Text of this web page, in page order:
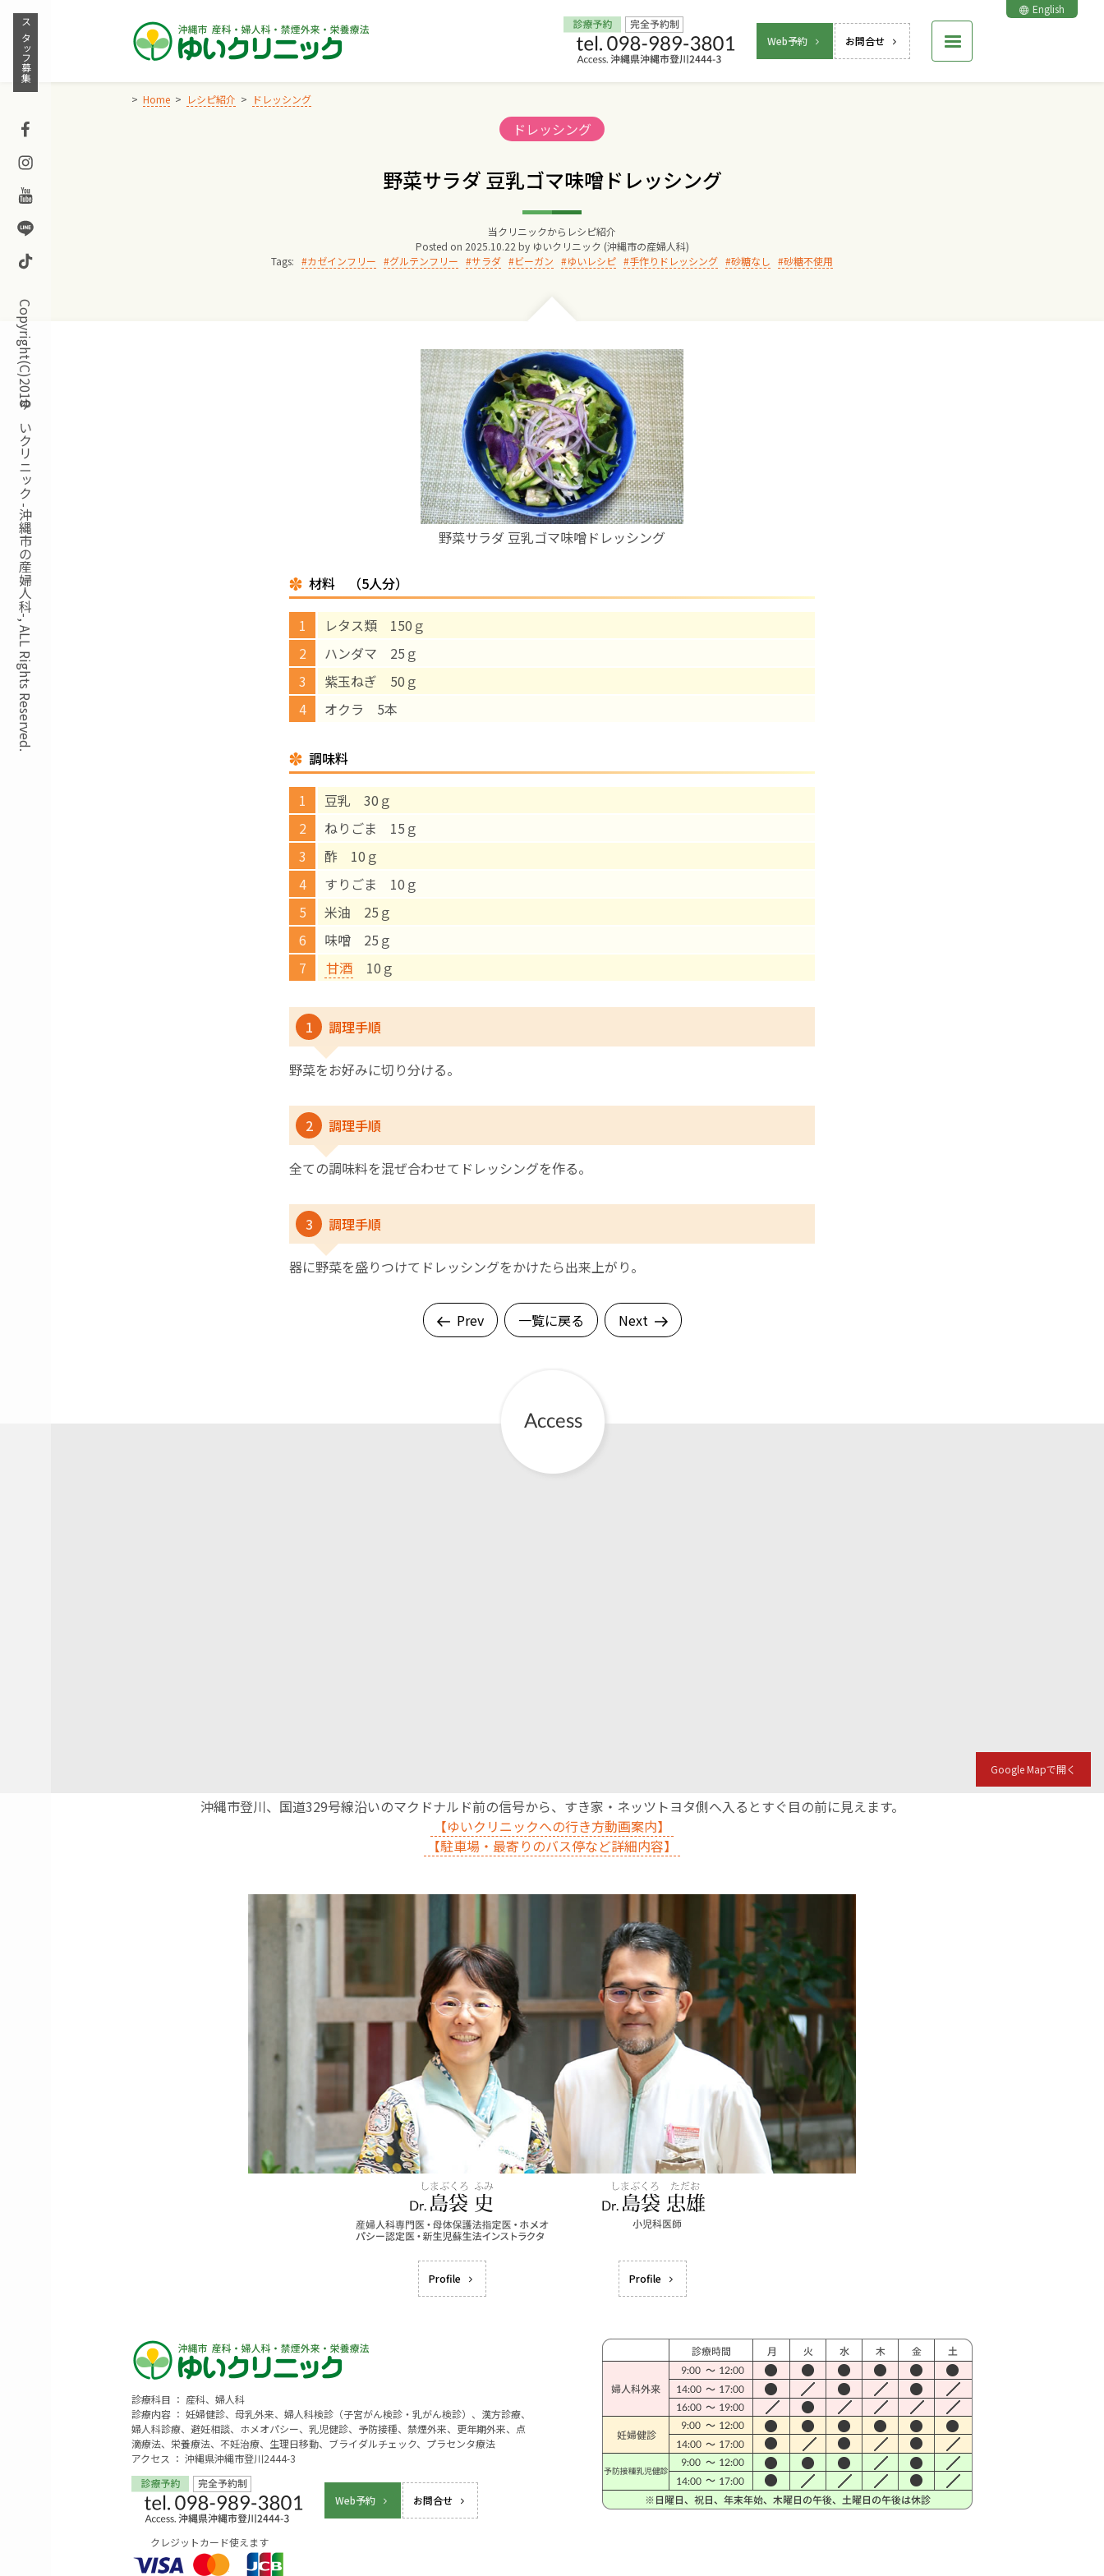
Skip
content
Web予約 お問合せ
English
スタッフ募集
Facebook
Instagram
Youtube
Line
TikTok
Copyright(C)2018ゆいクリニック -沖縄市の産婦人科-, ALL Rights Reserved.
Home レシピ紹介 ドレッシング
Categories:
ドレッシング
野菜サラダ 豆乳ゴマ味噌ドレッシング
当クリニックからレシピ紹介
Posted on 2025.10.22 by ゆいクリニック (沖縄市の産婦人科)
Tags:
カゼインフリー グルテンフリー サラダ ビーガン ゆいレシピ 手作りドレッシング 砂糖なし 砂糖不使用
野菜サラダ 豆乳ゴマ味噌ドレッシング
材料 （5人分）
レタス類 150ｇ
ハンダマ 25ｇ
紫玉ねぎ 50ｇ
オクラ 5本
調味料
豆乳 30ｇ
ねりごま 15ｇ
酢 10ｇ
すりごま 10ｇ
米油 25ｇ
味噌 25ｇ
甘酒 10ｇ
1 調理手順
野菜をお好みに切り分ける。
2 調理手順
全ての調味料を混ぜ合わせてドレッシングを作る。
3 調理手順
器に野菜を盛りつけてドレッシングをかけたら出来上がり。
Prev 一覧に戻る Next
Google Mapで開く
沖縄市登川、国道329号線沿いのマクドナルド前の信号から、すき家・ネッツトヨタ側へ入るとすぐ目の前に見えます。
【ゆいクリニックへの行き方動画案内】
【駐車場・最寄りのバス停など詳細内容】
Profile Profile
診療科目 ： 産科、婦人科
診療内容 ： 妊婦健診、母乳外来、婦人科検診（子宮がん検診・乳がん検診）、漢方診療、
婦人科診療、避妊相談、ホメオパシー、乳児健診、予防接種、禁煙外来、更年期外来、点
滴療法、栄養療法、不妊治療、生理日移動、ブライダルチェック、プラセンタ療法
アクセス ： 沖縄県沖縄市登川2444-3
Web予約 お問合せ
クレジットカード使えます
Home
交通アクセス
院長からのごあいさつ
ゆいクリニックの経営理念
診療料金
妊婦健診
お産について
親と子の結びつき支援
母乳育児
予防接種
‘さんルーム’ でさまざまな講座・クラス
遠方にお住まいで当院での出産を希望される方へ
English Page